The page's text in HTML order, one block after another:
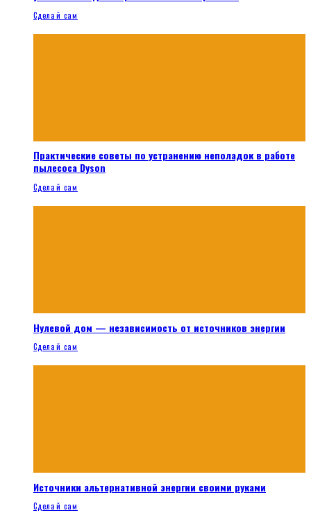
Сделай сам
Практические советы по устранению неполадок в работе
пылесоса Dyson
Сделай сам
Нулевой дом — независимость от источников энергии
Сделай сам
Источники альтернативной энергии своими руками
Сделай сам